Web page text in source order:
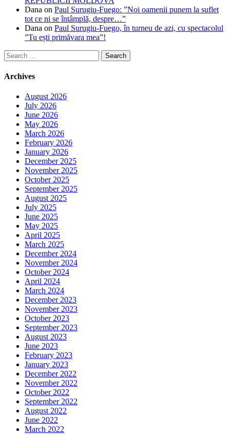
Dana on Paul Surugiu-Fuego: ”Noi oamenii punem la suflet
tot ce ni se întâmplă, despre…”
Dana on Paul Surugiu-Fuego, în turneu de azi, cu spectacolul
”Tu ești primăvara mea”!
Search
for:
Archives
August 2026
July 2026
June 2026
May 2026
March 2026
February 2026
January 2026
December 2025
November 2025
October 2025
September 2025
August 2025
July 2025
June 2025
May 2025
April 2025
March 2025
December 2024
November 2024
October 2024
April 2024
March 2024
December 2023
November 2023
October 2023
September 2023
August 2023
June 2023
February 2023
January 2023
December 2022
November 2022
October 2022
September 2022
August 2022
June 2022
March 2022